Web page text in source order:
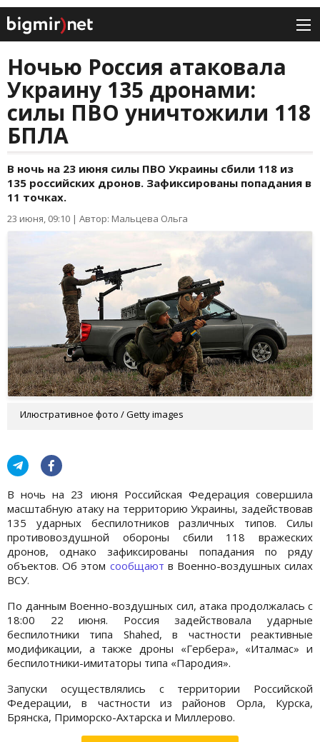
Ночью Россия атаковала
Украину 135 дронами:
силы ПВО уничтожили 118
БПЛА
В ночь на 23 июня силы ПВО Украины сбили 118 из
135 российских дронов. Зафиксированы попадания в
11 точках.
23 июня, 09:10 | Автор: Мальцева Ольга
Илюстративное фото / Getty images
В ночь на 23 июня Российская Федерация совершила
масштабную атаку на территорию Украины, задействовав
135 ударных беспилотников различных типов. Силы
противовоздушной обороны сбили 118 вражеских
дронов, однако зафиксированы попадания по ряду
объектов. Об этом сообщают в Военно-воздушных силах
ВСУ.
По данным Военно-воздушных сил, атака продолжалась с
18:00 22 июня. Россия задействовала ударные
беспилотники типа Shahed, в частности реактивные
модификации, а также дроны «Гербера», «Италмас» и
беспилотники-имитаторы типа «Пародия».
Запуски осуществлялись с территории Российской
Федерации, в частности из районов Орла, Курска,
Брянска, Приморско-Ахтарска и Миллерово.